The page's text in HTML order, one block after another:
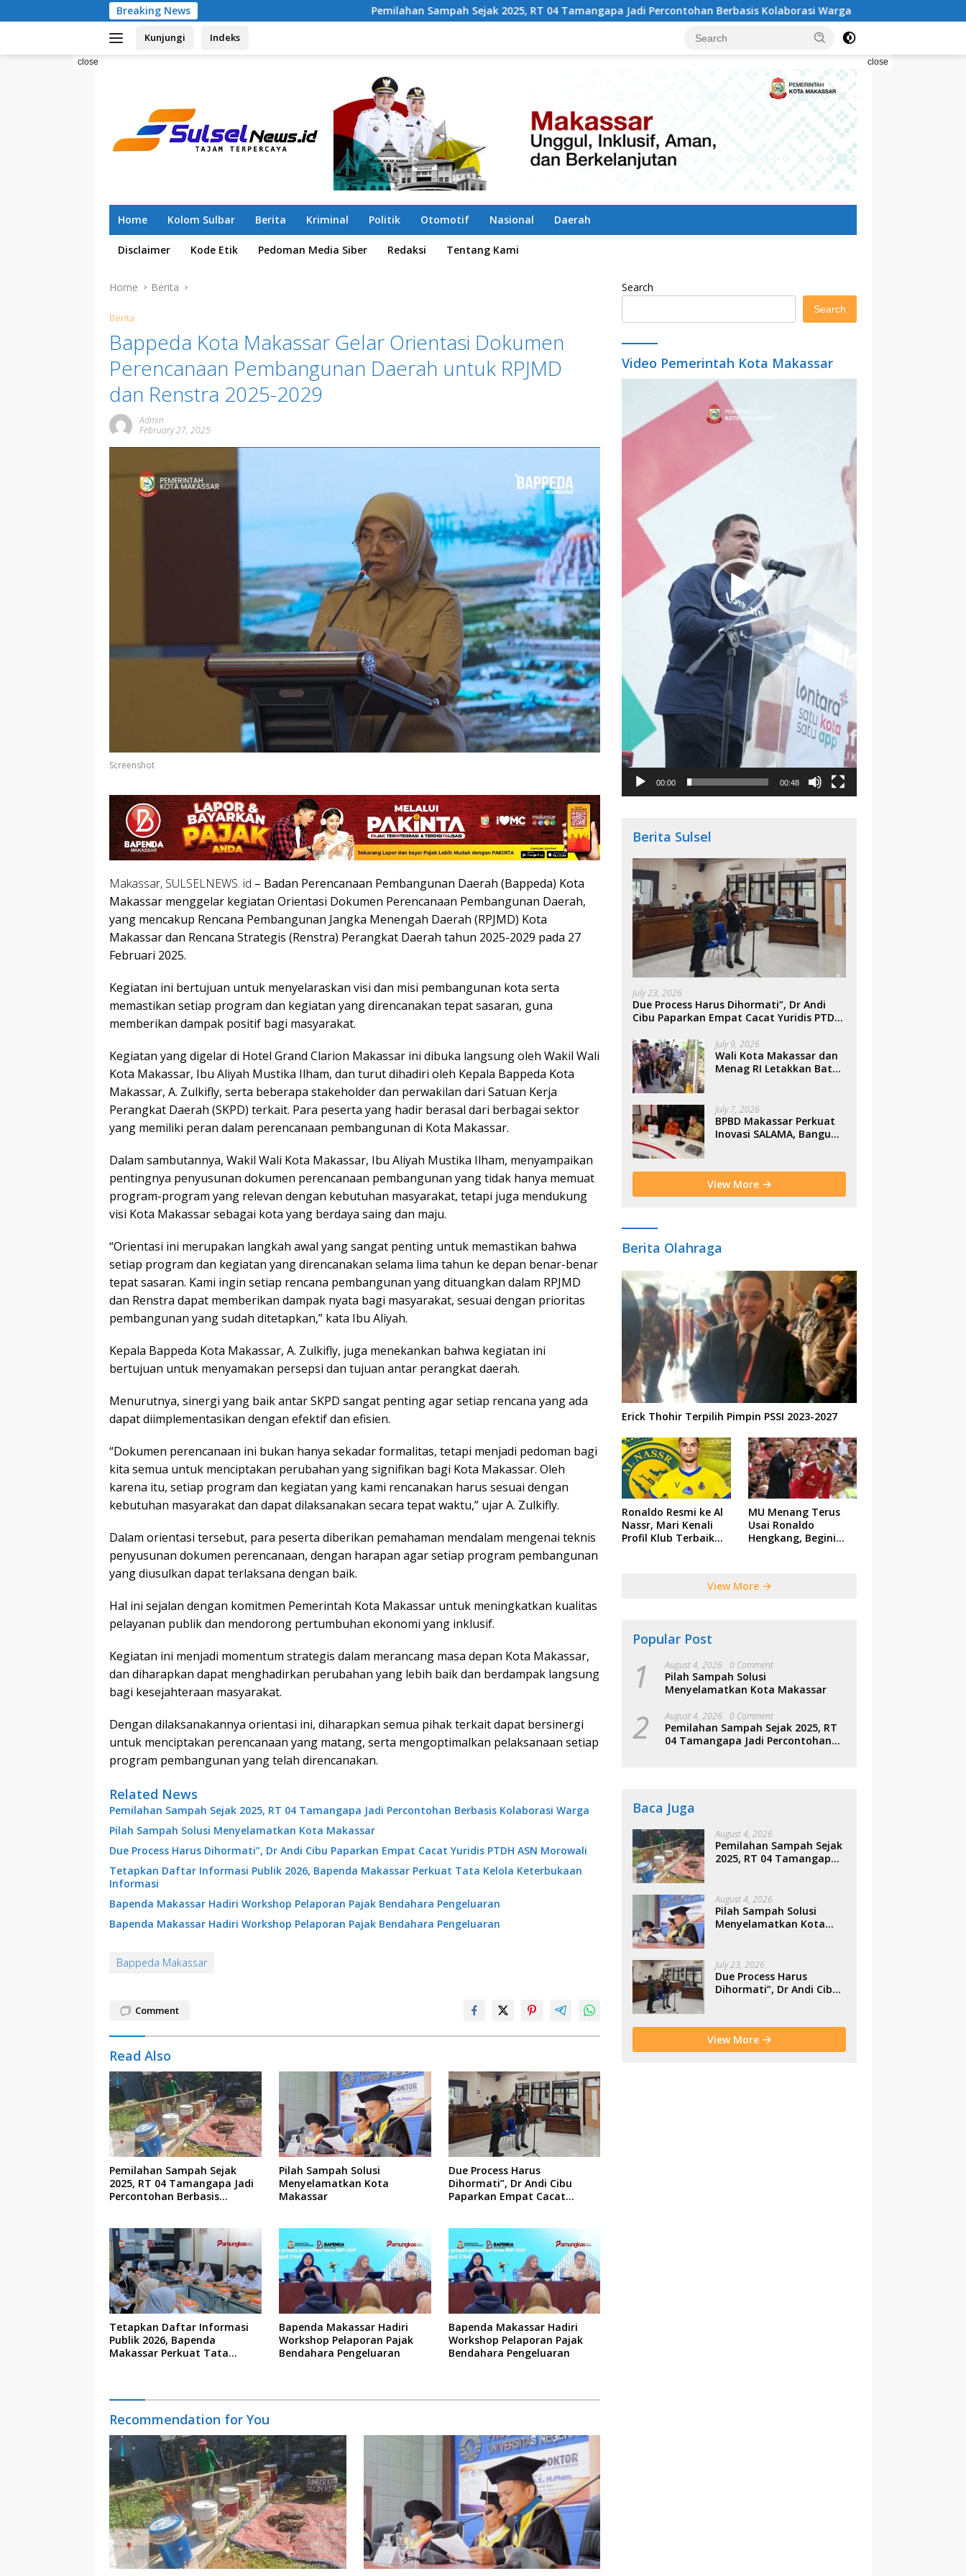
to
Breaking News Pemilahan Sampah Sejak 2025, RT 04 Tamangapa Jadi Percontohan Berbasis Kolaborasi Warga Pilah Sampah Solusi
Kunjungi Indeks
close close
Home Kolom Sulbar Berita Kriminal Politik Otomotif Nasional Daerah
Disclaimer Kode Etik Pedoman Media Siber Redaksi Tentang Kami
Home Berita
Berita
Bappeda Kota Makassar Gelar Orientasi Dokumen
Perencanaan Pembangunan Daerah untuk RPJMD
dan Renstra 2025-2029
Admin
February 27, 2025
Screenshot
Makassar, SULSELNEWS. id – Badan Perencanaan Pembangunan Daerah (Bappeda) Kota
Makassar menggelar kegiatan Orientasi Dokumen Perencanaan Pembangunan Daerah,
yang mencakup Rencana Pembangunan Jangka Menengah Daerah (RPJMD) Kota
Makassar dan Rencana Strategis (Renstra) Perangkat Daerah tahun 2025-2029 pada 27
Februari 2025.
Kegiatan ini bertujuan untuk menyelaraskan visi dan misi pembangunan kota serta
memastikan setiap program dan kegiatan yang direncanakan tepat sasaran, guna
memberikan dampak positif bagi masyarakat.
Kegiatan yang digelar di Hotel Grand Clarion Makassar ini dibuka langsung oleh Wakil Wali
Kota Makassar, Ibu Aliyah Mustika Ilham, dan turut dihadiri oleh Kepala Bappeda Kota
Makassar, A. Zulkifly, serta beberapa stakeholder dan perwakilan dari Satuan Kerja
Perangkat Daerah (SKPD) terkait. Para peserta yang hadir berasal dari berbagai sektor
yang memiliki peran dalam perencanaan pembangunan di Kota Makassar.
Dalam sambutannya, Wakil Wali Kota Makassar, Ibu Aliyah Mustika Ilham, menyampaikan
pentingnya penyusunan dokumen perencanaan pembangunan yang tidak hanya memuat
program-program yang relevan dengan kebutuhan masyarakat, tetapi juga mendukung
visi Kota Makassar sebagai kota yang berdaya saing dan maju.
“Orientasi ini merupakan langkah awal yang sangat penting untuk memastikan bahwa
setiap program dan kegiatan yang direncanakan selama lima tahun ke depan benar-benar
tepat sasaran. Kami ingin setiap rencana pembangunan yang dituangkan dalam RPJMD
dan Renstra dapat memberikan dampak nyata bagi masyarakat, sesuai dengan prioritas
pembangunan yang sudah ditetapkan,” kata Ibu Aliyah.
Kepala Bappeda Kota Makassar, A. Zulkifly, juga menekankan bahwa kegiatan ini
bertujuan untuk menyamakan persepsi dan tujuan antar perangkat daerah.
Menurutnya, sinergi yang baik antar SKPD sangat penting agar setiap rencana yang ada
dapat diimplementasikan dengan efektif dan efisien.
“Dokumen perencanaan ini bukan hanya sekadar formalitas, tetapi menjadi pedoman bagi
kita semua untuk menciptakan perubahan yang signifikan bagi Kota Makassar. Oleh
karena itu, setiap program dan kegiatan yang kami rencanakan harus sesuai dengan
kebutuhan masyarakat dan dapat dilaksanakan secara tepat waktu,” ujar A. Zulkifly.
Dalam orientasi tersebut, para peserta diberikan pemahaman mendalam mengenai teknis
penyusunan dokumen perencanaan, dengan harapan agar setiap program pembangunan
yang diusulkan dapat terlaksana dengan baik.
Hal ini sejalan dengan komitmen Pemerintah Kota Makassar untuk meningkatkan kualitas
pelayanan publik dan mendorong pertumbuhan ekonomi yang inklusif.
Kegiatan ini menjadi momentum strategis dalam merancang masa depan Kota Makassar,
dan diharapkan dapat menghadirkan perubahan yang lebih baik dan berdampak langsung
bagi kesejahteraan masyarakat.
Dengan dilaksanakannya orientasi ini, diharapkan semua pihak terkait dapat bersinergi
untuk menciptakan perencanaan yang matang, serta mengoptimalkan pelaksanaan setiap
program pembangunan yang telah direncanakan.
Related News
Pemilahan Sampah Sejak 2025, RT 04 Tamangapa Jadi Percontohan Berbasis Kolaborasi Warga
Pilah Sampah Solusi Menyelamatkan Kota Makassar
Due Process Harus Dihormati”, Dr Andi Cibu Paparkan Empat Cacat Yuridis PTDH ASN Morowali
Tetapkan Daftar Informasi Publik 2026, Bapenda Makassar Perkuat Tata Kelola Keterbukaan
Informasi
Bapenda Makassar Hadiri Workshop Pelaporan Pajak Bendahara Pengeluaran
Bapenda Makassar Hadiri Workshop Pelaporan Pajak Bendahara Pengeluaran
Bappeda Makassar
Comment
Read Also
Pemilahan Sampah Sejak
2025, RT 04 Tamangapa Jadi
Percontohan Berbasis
Pilah Sampah Solusi
Menyelamatkan Kota
Makassar
Due Process Harus
Dihormati”, Dr Andi Cibu
Paparkan Empat Cacat
Tetapkan Daftar Informasi
Publik 2026, Bapenda
Makassar Perkuat Tata
Bapenda Makassar Hadiri
Workshop Pelaporan Pajak
Bendahara Pengeluaran
Bapenda Makassar Hadiri
Workshop Pelaporan Pajak
Bendahara Pengeluaran
Recommendation for You
Search
Search
Video Pemerintah Kota Makassar
00:00 00:48
Berita Sulsel
July 23, 2026
Due Process Harus Dihormati”, Dr Andi
Cibu Paparkan Empat Cacat Yuridis PTDH
July 9, 2026
Wali Kota Makassar dan
Menag RI Letakkan Batu
BTP
July 7, 2026
BPBD Makassar Perkuat
Inovasi SALAMA, Bangun
View More
Berita Olahraga
Erick Thohir Terpilih Pimpin PSSI 2023-2027
Ronaldo Resmi ke Al
Nassr, Mari Kenali
Profil Klub Terbaik
MU Menang Terus
Usai Ronaldo
Hengkang, Begini
View More
Popular Post
1 August 4, 2026 0 Comment
Pilah Sampah Solusi
Menyelamatkan Kota Makassar
2 August 4, 2026 0 Comment
Pemilahan Sampah Sejak 2025, RT
04 Tamangapa Jadi Percontohan
Baca Juga
August 4, 2026
Pemilahan Sampah Sejak
2025, RT 04 Tamangapa
Warga
August 4, 2026
Pilah Sampah Solusi
Menyelamatkan Kota
July 23, 2026
Due Process Harus
Dihormati”, Dr Andi Cibu
Morowali
View More